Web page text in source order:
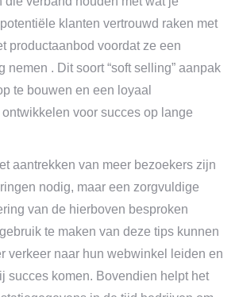
klanten vertrouwd raken met
productaanbod voordat ze een
nemen . Dit soort “soft selling” aanpak
te bouwen en een loyaal
voor succes op lange
aantrekken van meer bezoekers zijn
nodig, maar een zorgvuldige
van de hierboven besproken
te maken van deze tips kunnen
verkeer naar hun webwinkel leiden en
succes komen. Bovendien helpt het